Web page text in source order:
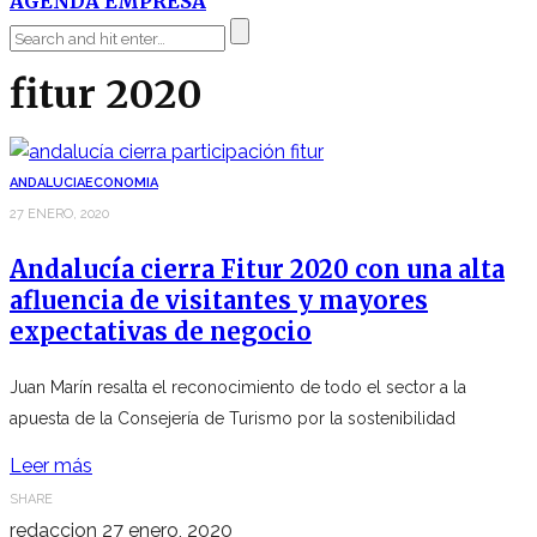
fitur 2020
ANDALUCIAECONOMIA
27 ENERO, 2020
Andalucía cierra Fitur 2020 con una alta
afluencia de visitantes y mayores
expectativas de negocio
Juan Marín resalta el reconocimiento de todo el sector a la
apuesta de la Consejería de Turismo por la sostenibilidad
Leer más
SHARE
redaccion 27 enero, 2020